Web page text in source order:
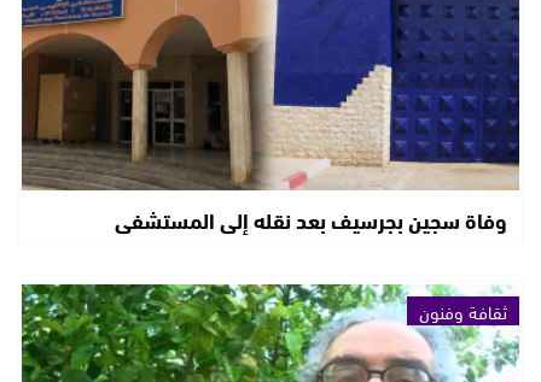
وفاة سجين بجرسيف بعد نقله إلى المستشفى
ثقافة وفنون